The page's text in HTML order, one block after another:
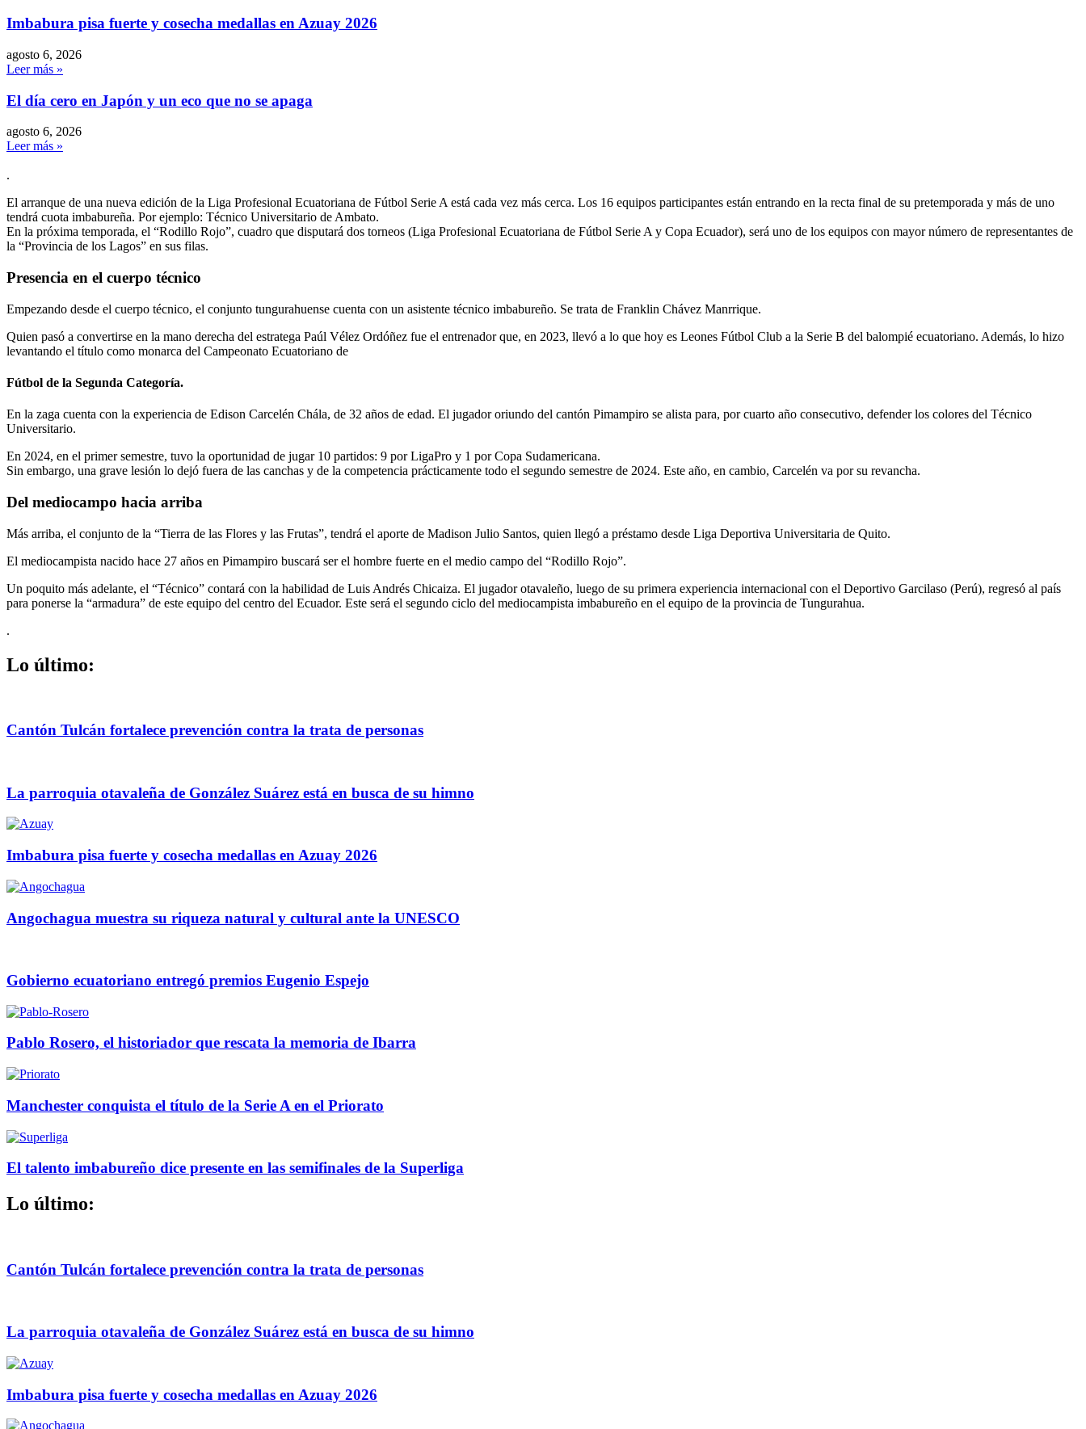
Imbabura pisa fuerte y cosecha medallas en Azuay 2026
agosto 6, 2026
Leer más »
El día cero en Japón y un eco que no se apaga
agosto 6, 2026
Leer más »
.
El arranque de una nueva edición de la Liga Profesional Ecuatoriana de Fútbol Serie A está cada vez más cerca. Los 16 equipos participantes están entrando en la recta final de su pretemporada y más de uno
tendrá cuota imbabureña. Por ejemplo: Técnico Universitario de Ambato.
En la próxima temporada, el “Rodillo Rojo”, cuadro que disputará dos torneos (Liga Profesional Ecuatoriana de Fútbol Serie A y Copa Ecuador), será uno de los equipos con mayor número de representantes de
la “Provincia de los Lagos” en sus filas.
Presencia en el cuerpo técnico
Empezando desde el cuerpo técnico, el conjunto tungurahuense cuenta con un asistente técnico imbabureño. Se trata de Franklin Chávez Manrrique.
Quien pasó a convertirse en la mano derecha del estratega Paúl Vélez Ordóñez fue el entrenador que, en 2023, llevó a lo que hoy es Leones Fútbol Club a la Serie B del balompié ecuatoriano. Además, lo hizo
levantando el título como monarca del Campeonato Ecuatoriano de
Fútbol de la Segunda Categoría.
En la zaga cuenta con la experiencia de Edison Carcelén Chála, de 32 años de edad. El jugador oriundo del cantón Pimampiro se alista para, por cuarto año consecutivo, defender los colores del Técnico
Universitario.
En 2024, en el primer semestre, tuvo la oportunidad de jugar 10 partidos: 9 por LigaPro y 1 por Copa Sudamericana.
Sin embargo, una grave lesión lo dejó fuera de las canchas y de la competencia prácticamente todo el segundo semestre de 2024. Este año, en cambio, Carcelén va por su revancha.
Del mediocampo hacia arriba
Más arriba, el conjunto de la “Tierra de las Flores y las Frutas”, tendrá el aporte de Madison Julio Santos, quien llegó a préstamo desde Liga Deportiva Universitaria de Quito.
El mediocampista nacido hace 27 años en Pimampiro buscará ser el hombre fuerte en el medio campo del “Rodillo Rojo”.
Un poquito más adelante, el “Técnico” contará con la habilidad de Luis Andrés Chicaiza. El jugador otavaleño, luego de su primera experiencia internacional con el Deportivo Garcilaso (Perú), regresó al país
para ponerse la “armadura” de este equipo del centro del Ecuador. Este será el segundo ciclo del mediocampista imbabureño en el equipo de la provincia de Tungurahua.
.
Lo último:
Cantón Tulcán fortalece prevención contra la trata de personas
La parroquia otavaleña de González Suárez está en busca de su himno
Imbabura pisa fuerte y cosecha medallas en Azuay 2026
Angochagua muestra su riqueza natural y cultural ante la UNESCO
Gobierno ecuatoriano entregó premios Eugenio Espejo
Pablo Rosero, el historiador que rescata la memoria de Ibarra
Manchester conquista el título de la Serie A en el Priorato
El talento imbabureño dice presente en las semifinales de la Superliga
Lo último:
Cantón Tulcán fortalece prevención contra la trata de personas
La parroquia otavaleña de González Suárez está en busca de su himno
Imbabura pisa fuerte y cosecha medallas en Azuay 2026